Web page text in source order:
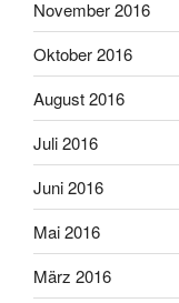
November 2016
Oktober 2016
August 2016
Juli 2016
Juni 2016
Mai 2016
März 2016